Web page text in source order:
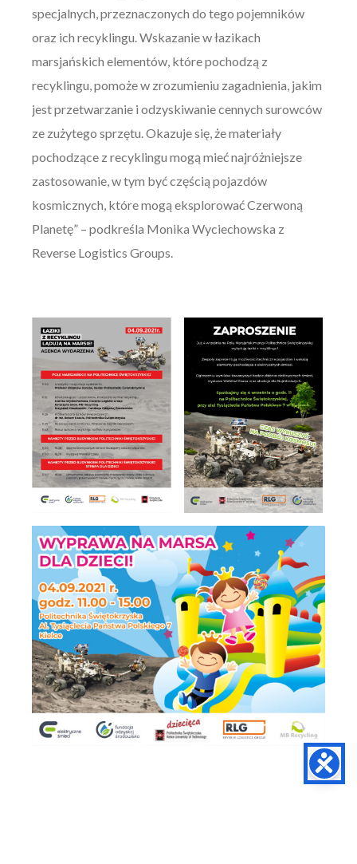
specjalnych, przeznaczonych do tego pojemników
oraz ich recyklingu. Wskazanie w łazikach
marsjańskich elementów, które pochodzą z
recyklingu, pomoże w zrozumieniu zagadnienia, jakim
jest przetwarzanie i odzyskiwanie cennych surowców
ze zużytego sprzętu. Okazuje się, że materiały
pochodzące z recyklingu mogą mieć najróżniejsze
zastosowanie, w tym być częścią pojazdów
kosmicznych, które mogą eksplorować Czerwoną
Planetę” – podkreśla Monika Wyciechowska z
Reverse Logistics Groups.